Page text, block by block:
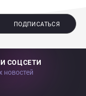
ПОДПИСАТЬСЯ
СОЦСЕТИ
новостей